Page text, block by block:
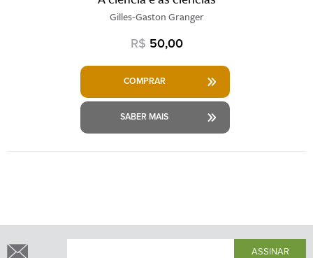
Gilles-Gaston Granger
R$ 50,00
COMPRAR
SABER MAIS
ASSINAR